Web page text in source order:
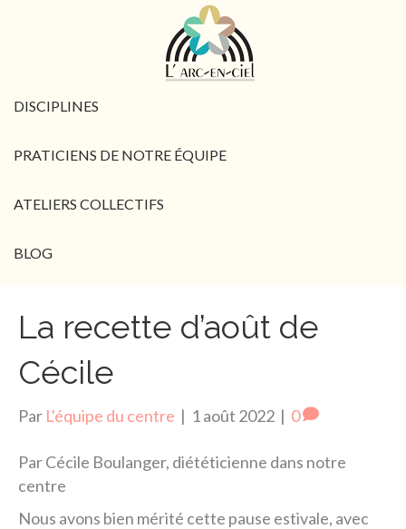
DISCIPLINES
PRATICIENS DE NOTRE ÉQUIPE
ATELIERS COLLECTIFS
BLOG
La recette d’août de
Cécile
Par L'équipe du centre | 1 août 2022 | 0
Par Cécile Boulanger, diététicienne dans notre
centre
Nous avons bien mérité cette pause estivale, avec